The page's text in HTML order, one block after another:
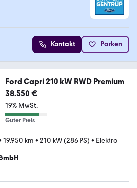
Kontakt Parken
Ford Capri 210 kW RWD Premium
38.550 €
19% MwSt.
Guter Preis
19.950 km • 210 kW (286 PS) • Elektro